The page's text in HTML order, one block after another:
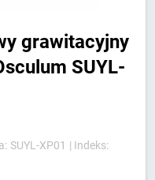
grawitacyjny
SUYL-
SUYL-XP01 | Indeks: